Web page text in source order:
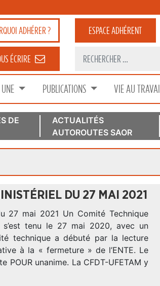
ADHÉRER ? ESPACEADHÉRENT
ÉCRIRE
PUBLICATIONS VIE AU TRAVAIL
DE
ACTUALITÉS
AUTOROUTES SAOR
DU 27 MAI 2021
27 mai 2021 Un Comité Technique
s’est tenu le 27 mai 2020, avec un
technique a débuté par la lecture
à la « fermeture » de l’ENTE. Le
unanime. La CFDT-UFETAM y